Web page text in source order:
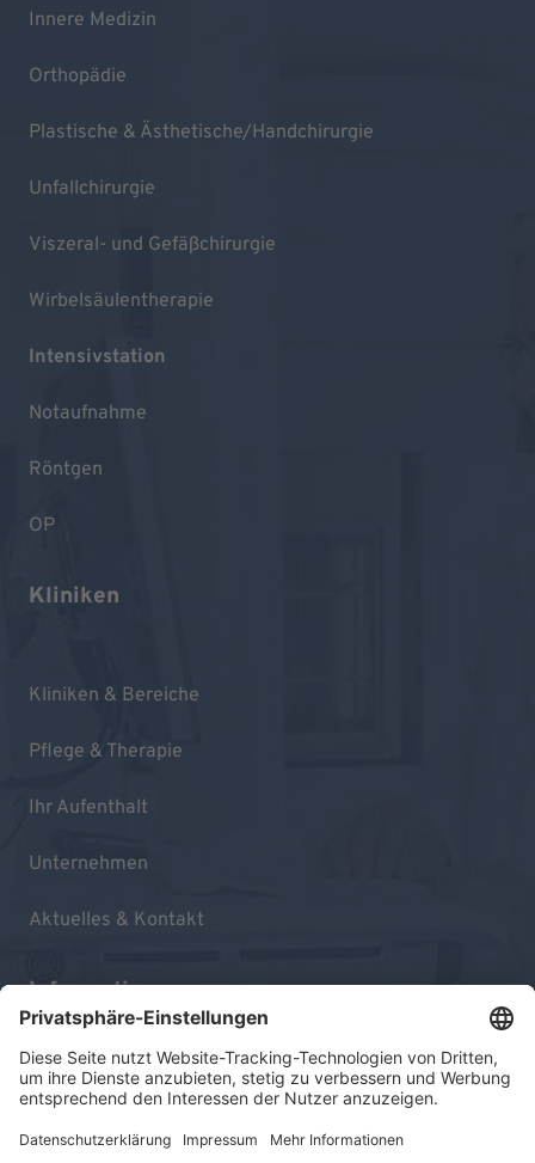
Innere Medizin
Orthopädie
Plastische & Ästhetische/Handchirurgie
Unfallchirurgie
Viszeral- und Gefäßchirurgie
Wirbelsäulentherapie
Intensivstation
Notaufnahme
Röntgen
OP
Kliniken
Kliniken & Bereiche
Pflege & Therapie
Ihr Aufenthalt
Unternehmen
Aktuelles & Kontakt
Informationen
Impressum
Datenschutz